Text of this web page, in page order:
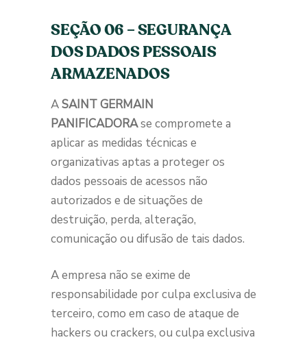
SEÇÃO 06 – SEGURANÇA
DOS DADOS PESSOAIS
ARMAZENADOS
ASAINT GERMAIN
PANIFICADORAse compromete a
aplicar as medidas técnicas e
organizativas aptas a proteger os
dados pessoais de acessos não
autorizados e de situações de
destruição, perda, alteração,
comunicação ou difusão de tais dados.
A empresa não se exime de
responsabilidade por culpa exclusiva de
terceiro, como em caso de ataque de
hackers ou crackers, ou culpa exclusiva